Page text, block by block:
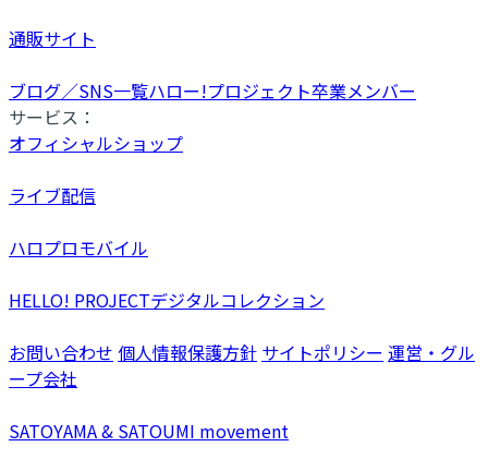
通販サイト
ブログ／SNS一覧ハロー!プロジェクト卒業メンバー
サービス：
オフィシャルショップ
ライブ配信
ハロプロモバイル
HELLO! PROJECTデジタルコレクション
お問い合わせ 個人情報保護方針 サイトポリシー 運営・グル
ープ会社
SATOYAMA & SATOUMI movement